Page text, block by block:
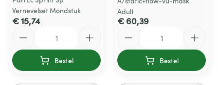
Vernevelset Mondstuk
€ 15,74
Bestel
Adult
€ 60,39
Bestel